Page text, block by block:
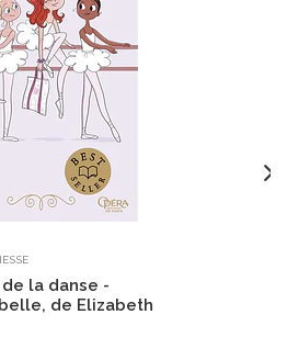
la danse -
de Elizabeth